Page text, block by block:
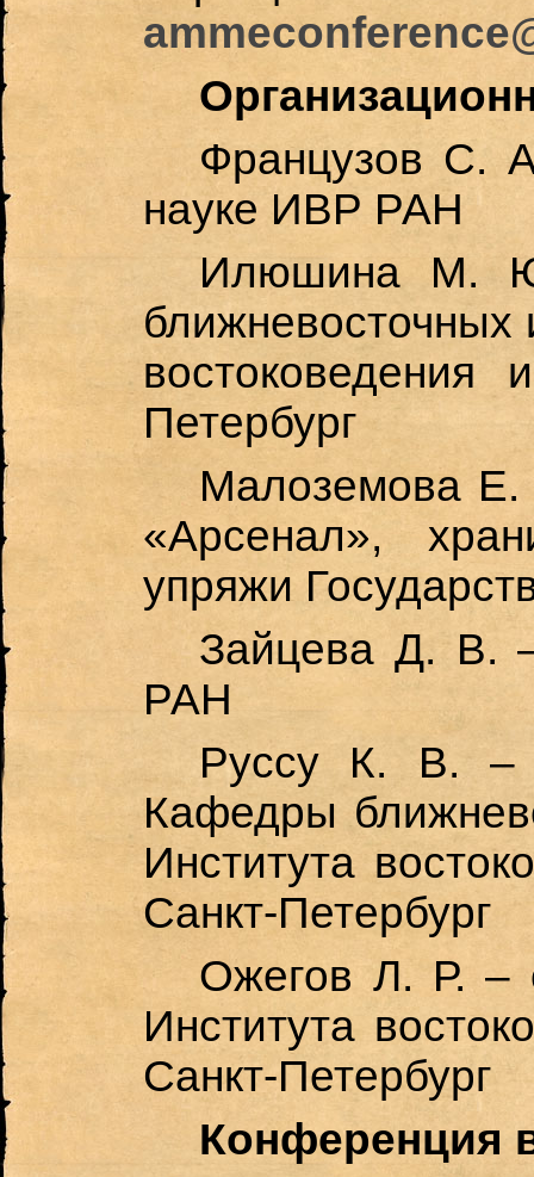
Французов С.
науке ИВР РАН
Илюшина М.
ближневосточных
Петербург
Малоземова Е.
«Арсенал»,
упряжи
Зайцева Д. В.
РАН
Руссу К. В. –
Кафедры
Института
Санкт-Петербург
Ожегов Л. Р. –
Института
Санкт-Петербург
Конференция